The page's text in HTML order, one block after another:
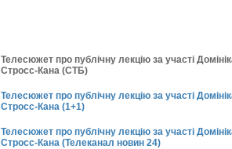
Телесюжет про публічну лекцію за участі
Стросс-Кана (СТБ)
Телесюжет про публічну лекцію за участі
Стросс-Кана (1+1)
Телесюжет про публічну лекцію за участі
Стросс-Кана (Телеканал новин 24)